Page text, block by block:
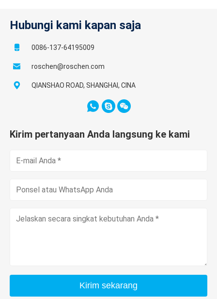
Hubungi kami kapan saja
0086-137-64195009
roschen@roschen.com
QIANSHAO ROAD, SHANGHAI, CINA
Kirim pertanyaan Anda langsung ke kami
Kirim sekarang